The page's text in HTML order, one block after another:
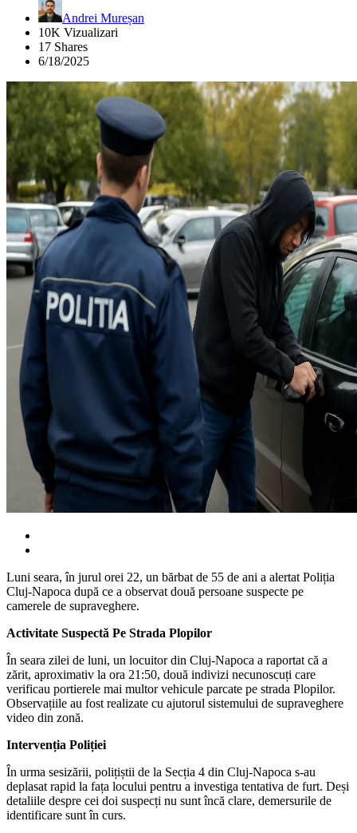
Andrei Mureșan
10K Vizualizari
17 Shares
6/18/2025
Luni seara, în jurul orei 22, un bărbat de 55 de ani a alertat Poliția
Cluj-Napoca după ce a observat două persoane suspecte pe
camerele de supraveghere.
Activitate Suspectă Pe Strada Plopilor
În seara zilei de luni, un locuitor din Cluj-Napoca a raportat că a
zărit, aproximativ la ora 21:50, două indivizi necunoscuți care
verificau portierele mai multor vehicule parcate pe strada Plopilor.
Observațiile au fost realizate cu ajutorul sistemului de supraveghere
video din zonă.
Intervenția Poliției
În urma sesizării, polițiștii de la Secția 4 din Cluj-Napoca s-au
deplasat rapid la fața locului pentru a investiga tentativa de furt. Deși
detaliile despre cei doi suspecți nu sunt încă clare, demersurile de
identificare sunt în curs.